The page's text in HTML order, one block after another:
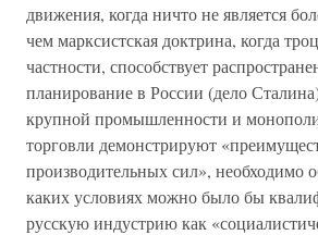
движения, когда ничто не является
чем марксистская доктрина, когда
частности, способствует
планирование в России (дело
крупной промышленности и
торговли демонстрируют
производительных сил», необходимо
каких условиях можно было бы
русскую индустрию как